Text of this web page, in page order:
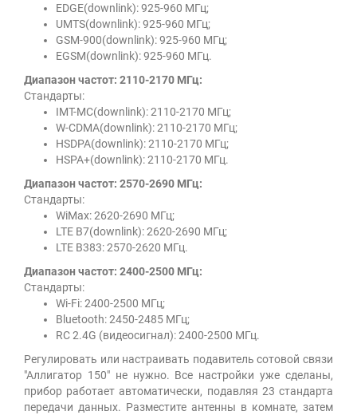
EDGE(downlink): 925-960 МГц;
UMTS(downlink): 925-960 МГц;
GSM-900(downlink): 925-960 МГц;
EGSM(downlink): 925-960 МГц.
Диапазон частот: 2110-2170 МГц:
Стандарты:
IMT-MC(downlink): 2110-2170 МГц;
W-CDMA(downlink): 2110-2170 МГц;
HSDPA(downlink): 2110-2170 МГц;
HSPA+(downlink): 2110-2170 МГц.
Диапазон частот: 2570-2690 МГц:
Стандарты:
WiMax: 2620-2690 МГц;
LTE B7(downlink): 2620-2690 МГц;
LTE B383: 2570-2620 МГц.
Диапазон частот: 2400-2500 МГц:
Стандарты:
Wi-Fi: 2400-2500 МГц;
Bluetooth: 2450-2485 МГц;
RC 2.4G (видеосигнал): 2400-2500 МГц.
Регулировать или настраивать подавитель сотовой связи
"Аллигатор 150" не нужно. Все настройки уже сделаны,
прибор работает автоматически, подавляя 23 стандарта
передачи данных. Разместите антенны в комнате, затем